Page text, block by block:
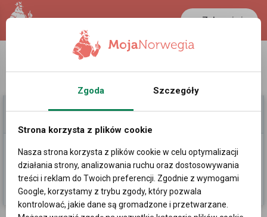
Zaloguj się
LANCASTER
26 °C 0.3899 PLN
Moje Ogłoszenia Pomoc
Dodaj
Sortowanie losowe
Zgoda Szczegóły
Strona korzysta z plików cookie
Nasza strona korzysta z plików cookie w celu optymalizacji
działania strony, analizowania ruchu oraz dostosowywania
treści i reklam do Twoich preferencji. Zgodnie z wymogami
Google, korzystamy z trybu zgody, który pozwala
kontrolować, jakie dane są gromadzone i przetwarzane.